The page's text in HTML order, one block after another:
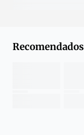
Recomendados